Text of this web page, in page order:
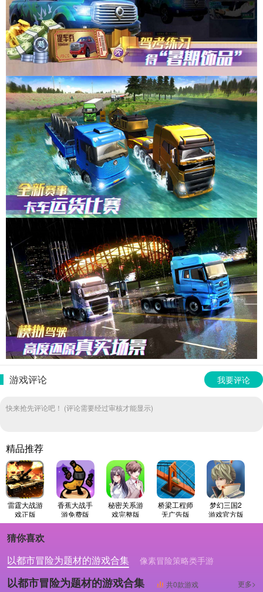
游戏评论 我要评论
快来抢先评论吧！ (评论需要经过审核才能显示)
精品推荐
雷霆大战游
戏正版
香蕉大战手
游免费版
秘密关系游
戏完整版
桥梁工程师
无广告版
梦幻三国2
游戏官方版
猜你喜欢
以都市冒险为题材的游戏合集
像素冒险策略类手游
冒险解谜单机游戏
以都市冒险为题材的游戏合集 共0款游戏 更多>